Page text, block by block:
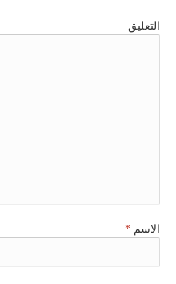
التعليق
الاسم *